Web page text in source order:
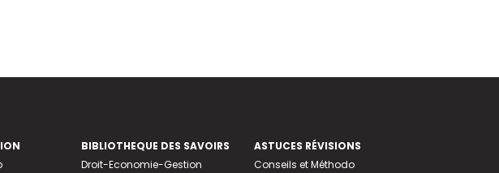
BIBLIOTHEQUE DES SAVOIRS
Droit-Economie-Gestion
ASTUCES RÉVISIONS
Conseils et Méthodo